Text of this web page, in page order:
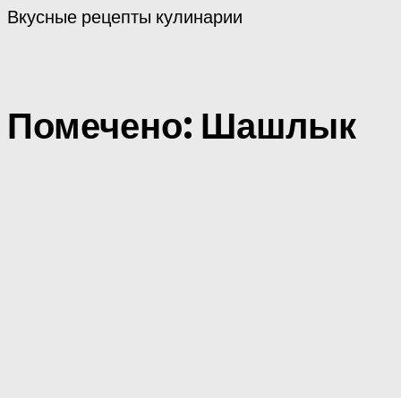
Вкусные рецепты кулинарии
Помечено: Шашлык